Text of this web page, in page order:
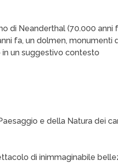
di Neanderthal (70.000 anni
fa, un dolmen, monumenti
un suggestivo contesto
e della Natura dei
di inimmaginabile